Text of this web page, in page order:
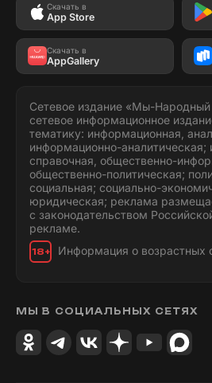
Скачать в
App Store
Скачать в
AppGallery
Сетевое издание «Мы-
сетевое информационное
тематику: информационная,
информационно-
справочная, общественно-
общественно-политическая;
социальная; социально-
юридическая; реклама
с законодательством
рекламе.
18+ Информация о возрастных
МЫ В СОЦИАЛЬНЫХ СЕТЯХ